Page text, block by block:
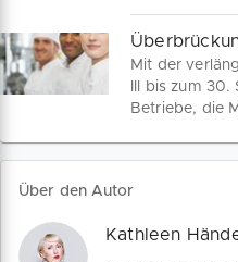
Sonderfonds
Diese Corona-
Unternehmen,
Freiberufler
Antworten auf
Mit der
III bis zum
Betriebe, die
Rechtsbeihilfe
Über den Autor
Kathleen